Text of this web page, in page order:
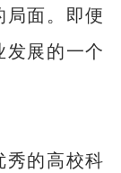
面。即便
展的一个
的高校科